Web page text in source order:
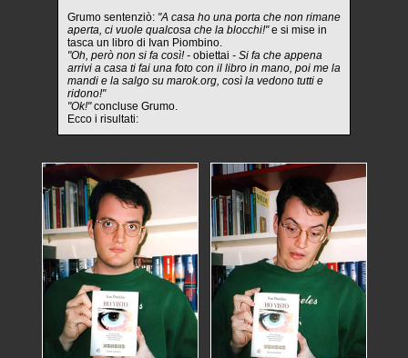
Grumo sentenziò: "A casa ho una porta che non rimane
aperta, ci vuole qualcosa che la blocchi!"e si mise in
tasca un libro di Ivan Piombino.
"Oh, però non si fa così! - obiettai - Si fa che appena
arrivi a casa ti fai una foto con il libro in mano, poi me la
mandi e la salgo su marok.org, così la vedono tutti e
ridono!"
"Ok!"concluse Grumo.
Ecco i risultati: